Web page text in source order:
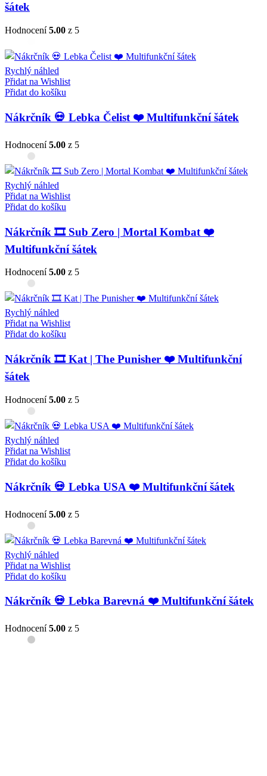
šátek
Hodnocení5.00 z 5
Rychlý náhled
Přidat na Wishlist
Přidat do košíku
Nákrčník 💀 Lebka Čelist ❤️ Multifunkční šátek
Hodnocení5.00 z 5
Rychlý náhled
Přidat na Wishlist
Přidat do košíku
Nákrčník 🎞️ Sub Zero | Mortal Kombat ❤️
Multifunkční šátek
Hodnocení5.00 z 5
Rychlý náhled
Přidat na Wishlist
Přidat do košíku
Nákrčník 🎞️ Kat | The Punisher ❤️ Multifunkční
šátek
Hodnocení5.00 z 5
Rychlý náhled
Přidat na Wishlist
Přidat do košíku
Nákrčník 💀 Lebka USA ❤️ Multifunkční šátek
Hodnocení5.00 z 5
Rychlý náhled
Přidat na Wishlist
Přidat do košíku
Nákrčník 💀 Lebka Barevná ❤️ Multifunkční šátek
Hodnocení5.00 z 5